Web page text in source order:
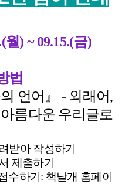
) ~ 09.15.(금)
법
언어』 - 외래어,
름다운 우리글로
받아 작성하기
제출하기
하기: 책날개 홈페이